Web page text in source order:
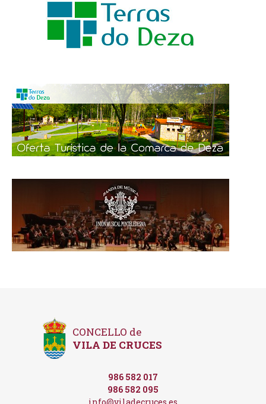
CONCELLO de
VILA DE CRUCES
986 582 017
986 582 095